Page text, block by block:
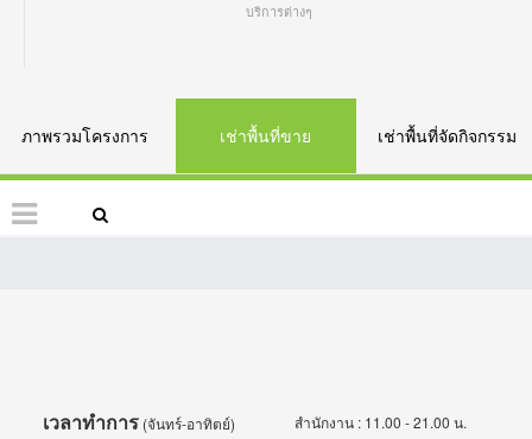
บริการต่างๆ
ภาพรวมโครงการ เช่าพื้นที่ขาย เช่าพื้นที่จัดกิจกรรม
เวลาทำการ(จันทร์-อาทิตย์)
สำนักงาน : 11.00 - 21.00 น.